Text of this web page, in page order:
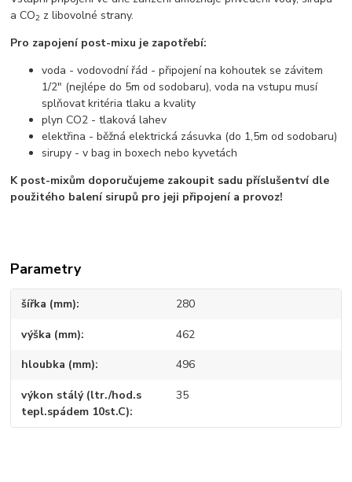
a CO2 z libovolné strany.
Pro zapojení post-mixu je zapotřebí:
voda - vodovodní řád - připojení na kohoutek se závitem
1/2" (nejlépe do 5m od sodobaru), voda na vstupu musí
splňovat kritéria tlaku a kvality
plyn CO2 - tlaková lahev
elektřina - běžná elektrická zásuvka (do 1,5m od sodobaru)
sirupy - v bag in boxech nebo kyvetách
K post-mixům doporučujeme zakoupit sadu příslušentví dle
použitého balení sirupů pro jeji připojení a provoz!
Parametry
šířka (mm) 280
výška (mm) 462
hloubka (mm) 496
výkon stálý (ltr./hod.s
tepl.spádem 10st.C)
35